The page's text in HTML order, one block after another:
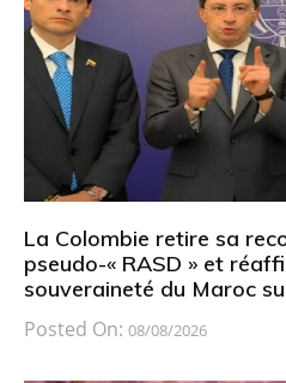
La Colombie retire sa
pseudo-« RASD » et
souveraineté du Maroc
Posted On: 08/08/2026